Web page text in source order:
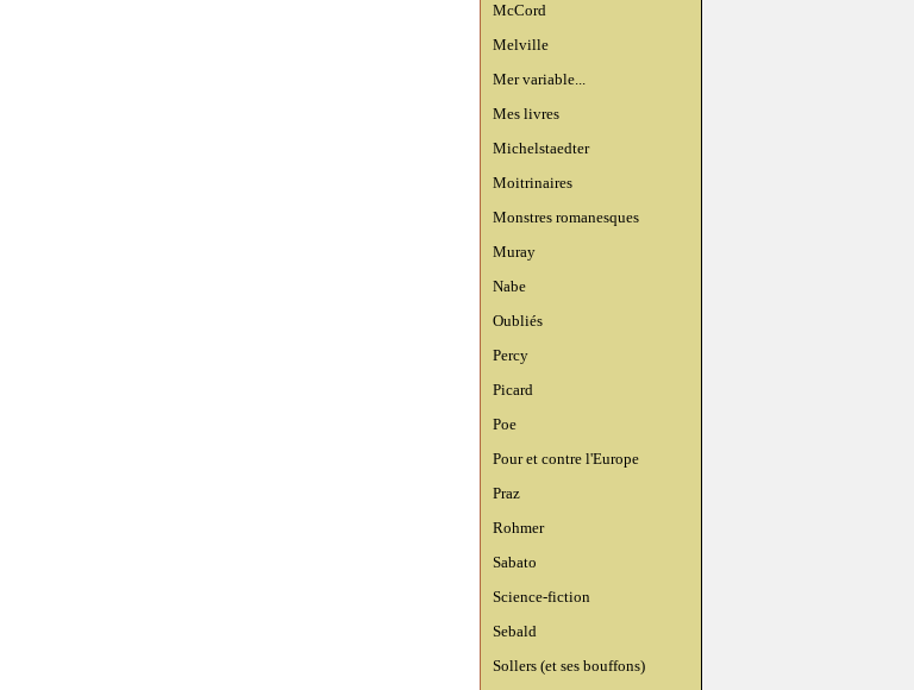
McCord
Melville
Mer variable...
Mes livres
Michelstaedter
Moitrinaires
Monstres romanesques
Muray
Nabe
Oubliés
Percy
Picard
Poe
Pour et contre l'Europe
Praz
Rohmer
Sabato
Science-fiction
Sebald
Sollers (et ses bouffons)